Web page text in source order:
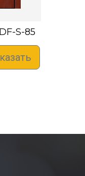
S-85